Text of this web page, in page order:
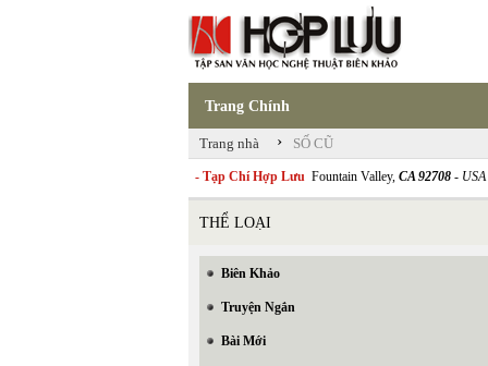
Trang Chính
Trang nhà › SỐ CŨ
- Tạp Chí Hợp Lưu Fountain Valley, CA 92708 - USA
THỂ LOẠI
Biên Khảo
Truyện Ngắn
Bài Mới